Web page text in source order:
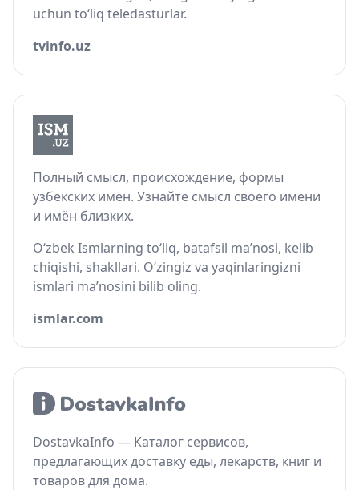
uchun to‘liq teledasturlar.
tvinfo.uz
Полный смысл, происхождение, формы
узбекских имён. Узнайте смысл своего имени
и имён близких.
O‘zbek Ismlarning to‘liq, batafsil ma’nosi, kelib
chiqishi, shakllari. O‘zingiz va yaqinlaringizni
ismlari ma’nosini bilib oling.
ismlar.com
DostavkaInfo — Каталог сервисов,
предлагающих доставку еды, лекарств, книг и
товаров для дома.